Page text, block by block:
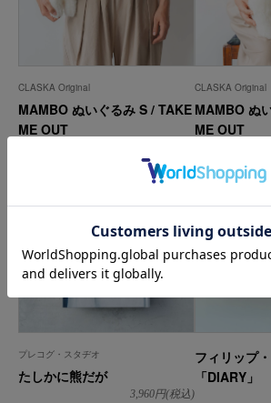
CLASKA Original
MAMBO ぬいぐるみ S / TAKE
ME OUT
CLASKA Original
MAMBO ぬ
ME OUT
プレコグ・スタヂオ
たしかに熊だが
3,960円(税込)
フィリップ
「DIARY」